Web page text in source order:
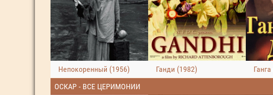
Непокоренный (1956) Ганди (1982)
ОСКАР - ВСЕ ЦЕРИМОНИИ